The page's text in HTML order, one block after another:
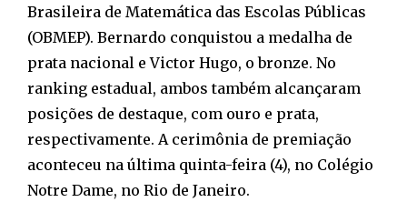
Brasileira de Matemática das Escolas Públicas
(OBMEP). Bernardo conquistou a medalha de
prata nacional e Victor Hugo, o bronze. No
ranking estadual, ambos também alcançaram
posições de destaque, com ouro e prata,
respectivamente. A cerimônia de premiação
aconteceu na última quinta-feira (4), no Colégio
Notre Dame, no Rio de Janeiro.